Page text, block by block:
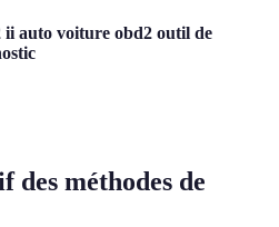
auto voiture obd2 outil de
des méthodes de